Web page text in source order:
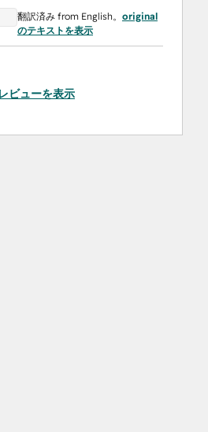
翻訳済み from English。 original
のテキストを表示
ビューを表示